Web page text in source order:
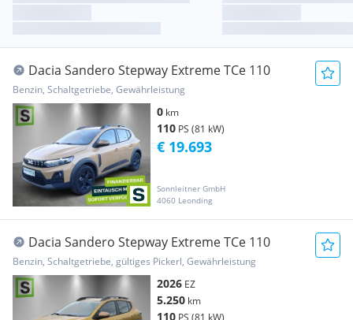
Dacia Sandero Stepway Extreme TCe 110
Benzin, Schaltgetriebe, Gewährleistung
0 km
110 PS (81 kW)
Sonnleitner GmbH
4060 Leonding
€ 19.693
Dacia Sandero Stepway Extreme TCe 110
Benzin, Schaltgetriebe, gültiges Pickerl, Gewährleistung
2026 EZ
5.250 km
110